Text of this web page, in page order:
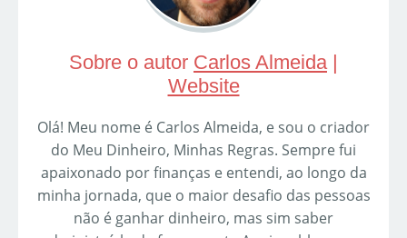
Sobre o autor Carlos Almeida|
Website
Olá! Meu nome é Carlos Almeida, e sou o criador
do Meu Dinheiro, Minhas Regras. Sempre fui
apaixonado por finanças e entendi, ao longo da
minha jornada, que o maior desafio das pessoas
não é ganhar dinheiro, mas sim saber